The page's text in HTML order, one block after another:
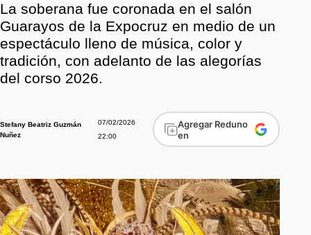
La soberana fue coronada en el salón
Guarayos de la Expocruz en medio de un
espectáculo lleno de música, color y
tradición, con adelanto de las alegorías
del corso 2026.
Stefany Beatriz Guzmán
Nuñez
07/02/2026
22:00
Agregar Reduno
en